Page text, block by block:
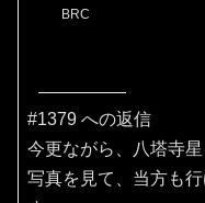
BRC
#1379 への返信
今更ながら、八塔寺
写真を見て、当方も